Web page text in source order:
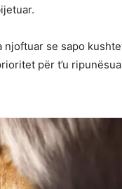
njoftuar se sapo
për t’u